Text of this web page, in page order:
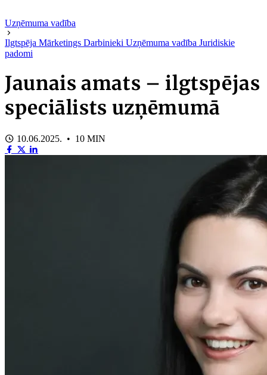
Uzņēmuma vadība
Ilgtspēja Mārketings Darbinieki Uzņēmuma vadība Juridiskie
padomi
Jaunais amats – ilgtspējas
speciālists uzņēmumā
10.06.2025. • 10 MIN